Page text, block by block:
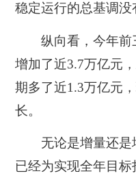
稳定运行的总基调没
纵向看，今年前
增加了近3.7万亿元
期多了近1.3万亿元
长。
无论是增量还是
已经为实现全年目标